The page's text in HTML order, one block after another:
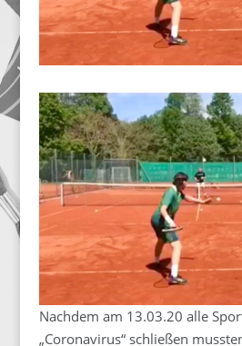
Nachdem am 13.03.20 alle
„Coronavirus“ schließen